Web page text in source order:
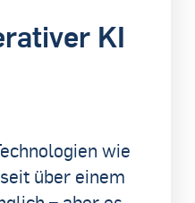
KI
wie
über einem